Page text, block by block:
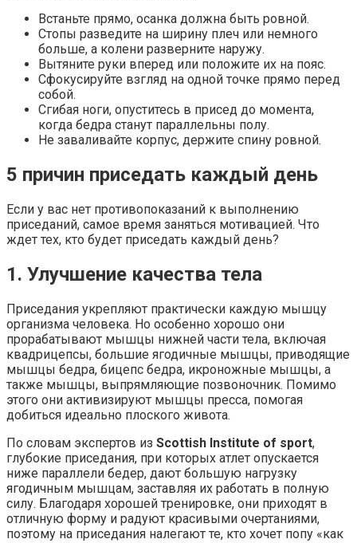
Встаньте прямо, осанка должна быть ровной.
Стопы разведите на ширину плеч или немного
больше, а колени разверните наружу.
Вытяните руки вперед или положите их на пояс.
Сфокусируйте взгляд на одной точке прямо перед
собой.
Сгибая ноги, опуститесь в присед до момента,
когда бедра станут параллельны полу.
Не заваливайте корпус, держите спину ровной.
5 причин приседать каждый день
Если у вас нет противопоказаний к выполнению
приседаний, самое время заняться мотивацией. Что
ждет тех, кто будет приседать каждый день?
1. Улучшение качества тела
Приседания укрепляют практически каждую мышцу
организма человека. Но особенно хорошо они
прорабатывают мышцы нижней части тела, включая
квадрицепсы, большие ягодичные мышцы, приводящие
мышцы бедра, бицепс бедра, икроножные мышцы, а
также мышцы, выпрямляющие позвоночник. Помимо
этого они активизируют мышцы пресса, помогая
добиться идеально плоского живота.
По словам экспертов из Scottish Institute of sport,
глубокие приседания, при которых атлет опускается
ниже параллели бедер, дают большую нагрузку
ягодичным мышцам, заставляя их работать в полную
силу. Благодаря хорошей тренировке, они приходят в
отличную форму и радуют красивыми очертаниями,
поэтому на приседания налегают те, кто хочет попу «как